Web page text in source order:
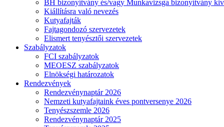
BH bizonyítvány és/vagy Munkavizsga bizonyítvány
Kiállításra való nevezés
Kutyafajták
Fajtagondozó szervezetek
Elismert tenyésztői szervezetek
Szabályzatok
FCI szabályzatok
MEOESZ szabályzatok
Elnökségi határozatok
Rendezvények
Rendezvénynaptár 2026
Nemzeti kutyafajtaink éves pontversenye 2026
Tenyészszemle 2026
Rendezvénynaptár 2025